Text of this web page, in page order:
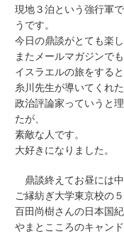
現地３泊という強行軍
うです。
今日の鼎談がとても楽し
またメールマガジンで
イスラエルの旅をする
糸川先生が導いてくれ
政治評論家っていうと
たが、
素敵な人です。
大好きになりました。
鼎談終えてお昼には中
ご縁紡ぎ大学東京校の
百田尚樹さんの日本国
やまとこころのキャン